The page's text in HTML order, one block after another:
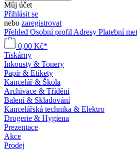
Můj účet
Přihlásit se
nebo zaregistrovat
Přehled Osobní profil Adresy Platební
0,00 Kč*
Tiskárny
Inkousty & Tonery
Papír & Etikety
Kancelář & Škola
Archivace & Třídění
Balení & Skladování
Kancelářská technika & Elektro
Drogerie & Hygiena
Prezentace
Akce
Prodej